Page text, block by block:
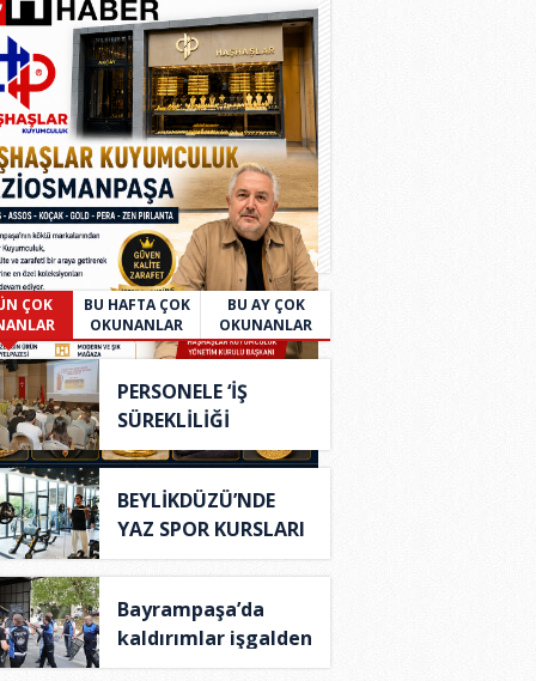
ÇOK
BU HAFTA ÇOK
OKUNANLAR
BU AY ÇOK
OKUNANLAR
PERSONELE ‘İŞ
SÜREKLİLİĞİ
YÖNETİM S..
BEYLİKDÜZÜ’NDE
YAZ SPOR KURSLARI
TÜ..
Bayrampaşa’da
kaldırımlar işgalden
..